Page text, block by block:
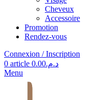
Cheveux
Accessoire
Promotion
Rendez-vous
Connexion / Inscription
0 article د.م.0.00
Menu